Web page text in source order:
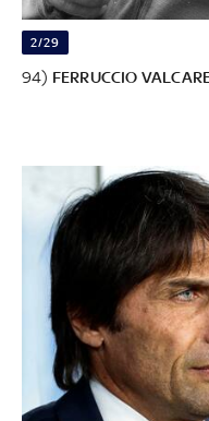
2/29
94) FERRUCCIO